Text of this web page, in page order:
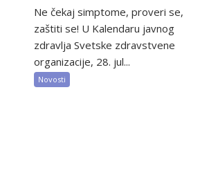
Ne čekaj simptome, proveri se,
zaštiti se! U Kalendaru javnog
zdravlja Svetske zdravstvene
organizacije, 28. jul...
Novosti